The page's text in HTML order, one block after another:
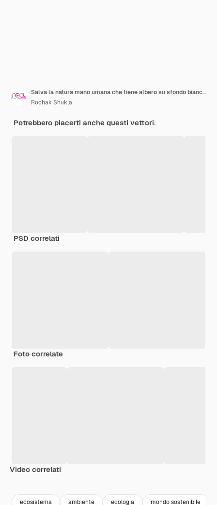
Salva la natura mano umana che tiene albero su sfondo bianco Concetto di ecologia e giornata della Terra
Rochak Shukla
Potrebbero piacerti anche questi vettori.
PSD correlati
Foto correlate
Video correlati
ecosistema ambiente ecologia mondo sostenibile